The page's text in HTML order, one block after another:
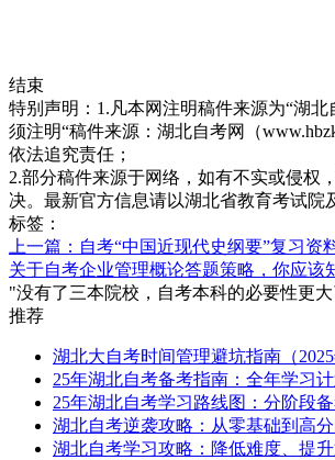
结束
特别声明：1.凡本网注明稿件来源为“湖北
须注明“稿件来源：湖北自考网（
依法追究责任；
2.部分稿件来源于网络，如有不实或侵权
决。最新官方信息请以湖北省教育考试院
标签：
上一篇：自考“中国近现代史纲要”复习资
关于自考企业管理概论答题策略，你应该
"没有了三本院校，自考本科的必要性更
推荐
湖北大自考时间管理避坑指南（2025
25年湖北自考备考指南：全年学习
25年湖北自考学习路线图：分阶段
湖北自考逆袭攻略：从零基础到高
湖北自考学习攻略：降低难度、提